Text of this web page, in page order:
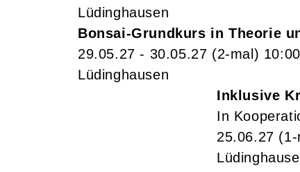
Lüdinghausen
Bonsai-Grundkurs in Theorie
29.05.27 - 30.05.27 (2-mal) 10:00
Lüdinghausen
Inklusive
In
25.06.27 (1-